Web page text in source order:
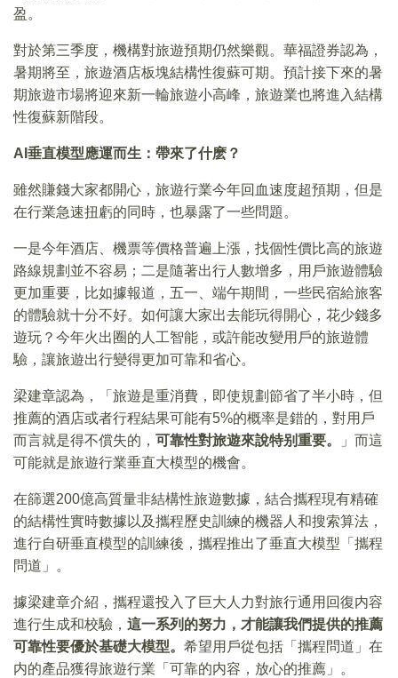
盈。
對於第三季度，機構對旅遊預期仍然樂觀。華福證券認為，
暑期將至，旅遊酒店板塊結構性復蘇可期。預計接下來的暑
期旅遊市場將迎來新一輪旅遊小高峰，旅遊業也將進入結構
性復蘇新階段。
AI 垂直模型應運而生：帶來了什麽？
雖然賺錢大家都開心，旅遊行業今年回血速度超預期，但是
在行業急速扭虧的同時，也暴露了一些問題。
一是今年酒店、機票等價格普遍上漲，找個性價比高的旅遊
路線規劃並不容易；二是隨著出行人數增多，用戶旅遊體驗
更加重要，比如據報道，五一、端午期間，一些民宿給旅客
的體驗就十分不好。如何讓大家出去能玩得開心，花少錢多
遊玩？今年火出圈的人工智能，或許能改變用戶的旅遊體
驗，讓旅遊出行變得更加可靠和省心。
梁建章認為，「旅遊是重消費，即使規劃節省了半小時，但
推薦的酒店或者行程結果可能有5%的概率是錯的，對用戶
而言就是得不償失的， 可靠性對旅遊來說特别重要。
」而這
可能就是旅遊行業垂直大模型的機會。
在篩選200億高質量非結構性旅遊數據，結合攜程現有精確
的結構性實時數據以及攜程歷史訓練的機器人和搜索算法，
進行自研垂直模型的訓練後，攜程推出了垂直大模型「攜程
問道」。
據梁建章介紹，攜程還投入了巨大人力對旅行通用回復内容
進行生成和校驗， 這一系列的努力，才能讓我們提供的推薦
可靠性要優於基礎大模型。 希望用戶從包括「攜程問道」在
内的產品獲得旅遊行業「可靠的内容，放心的推薦」。